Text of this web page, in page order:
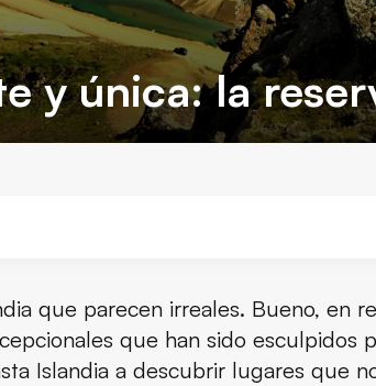
y única: la
de Fjallabak
que parecen irreales. Bueno, en
que han sido esculpidos
Islandia a descubrir lugares que